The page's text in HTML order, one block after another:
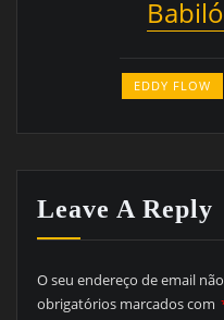
EDDY FLOW
Leave A Reply
O seu endereço de email
obrigatórios marcados com